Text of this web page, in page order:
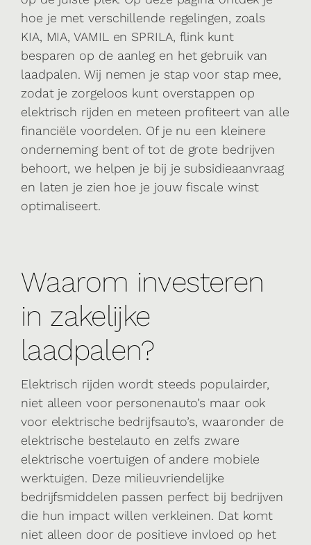
hoe je met verschillende regelingen, zoals
KIA, MIA, VAMIL en SPRILA, flink kunt
besparen op de aanleg en het gebruik van
laadpalen. Wij nemen je stap voor stap mee,
zodat je zorgeloos kunt overstappen op
elektrisch rijden en meteen profiteert van alle
financiële voordelen. Of je nu een kleinere
onderneming bent of tot de grote bedrijven
behoort, we helpen je bij je subsidieaanvraag
en laten je zien hoe je jouw fiscale winst
optimaliseert.
Waarom investeren
in zakelijke
laadpalen?
Elektrisch rijden wordt steeds populairder,
niet alleen voor personenauto’s maar ook
voor elektrische bedrijfsauto’s, waaronder de
elektrische bestelauto en zelfs zware
elektrische voertuigen of andere mobiele
werktuigen. Deze milieuvriendelijke
bedrijfsmiddelen passen perfect bij bedrijven
die hun impact willen verkleinen. Dat komt
niet alleen door de positieve invloed op het